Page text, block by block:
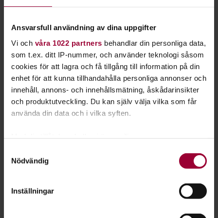
Ansvarsfull användning av dina uppgifter
Vi och våra 1022 partners behandlar din personliga data,
som t.ex. ditt IP-nummer, och använder teknologi såsom
cookies för att lagra och få tillgång till information på din
enhet för att kunna tillhandahålla personliga annonser och
innehåll, annons- och innehållsmätning, åskådarinsikter
och produktutveckling. Du kan själv välja vilka som får
använda din data och i vilka syften.
som kan ha en noggrannhet på upp till flera meter
Nödvändig
Inställningar
EU, nationellt, samverkan och det allmänna
Jaktlagstiftningen
Skyttepraktik
Jägarexamensprovet
Det är Naturvårdsverket som fastställer kraven för
jägarexamen och proven avläggs inför en särskild provledare
som förordnats av polisen. I varje län finns det ett visst antal
och tid för uppskjutning.
Provet består både av teori och praktik. Den teoretiska delen
surfplatta. Teoretiska provet består av 70 frågor från
Jägarskolans alla delar. Du måste ha minst 60 rätta svar för